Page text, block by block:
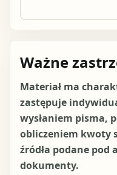
Ważne
Materiał ma
zastępuje
wysłaniem pisma,
obliczeniem kwoty
źródła podane pod
dokumenty.